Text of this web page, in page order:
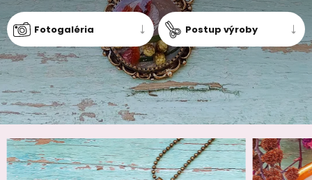
Fotogaléria Postup výroby